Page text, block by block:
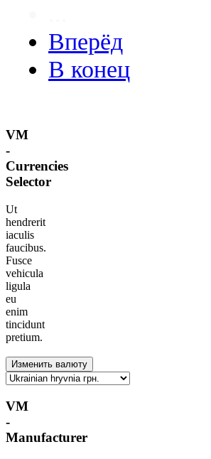
Вперёд
В конец
VM
-
Currencies
Selector
Ut
hendrerit
iaculis
faucibus.
Fusce
vehicula
ligula
eu
enim
tincidunt
pretium.
VM
-
Manufacturer